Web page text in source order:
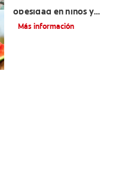
obesidad en niños y
adolescentes
Más información